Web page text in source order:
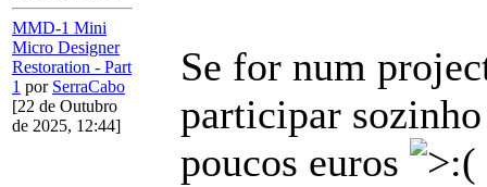
MMD-1 Mini
Micro Designer
Restoration - Part
1 por SerraCabo
[22 de Outubro
de 2025, 12:44]
Se for num
participar
poucos euros